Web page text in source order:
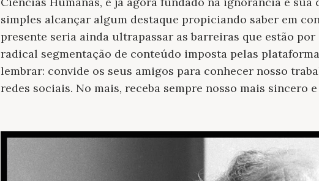
simples alcançar algum destaque propiciando saber em
presente seria ainda ultrapassar as barreiras que estão por
radical segmentação de conteúdo imposta pelas
lembrar: convide os seus amigos para conhecer nosso
redes sociais. No mais, receba sempre nosso mais sincero